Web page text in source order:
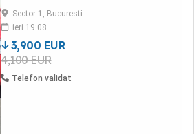
Oglinzi electrice fata Jante aliaj Anvelope de
vara noi Acumulator nou Masina se livreaza si
cu un set de jante cu anvelope de iarna Mai ...
Sector 1, Bucuresti
ieri 19:08
3,900 EUR
4,100 EUR
Telefon validat